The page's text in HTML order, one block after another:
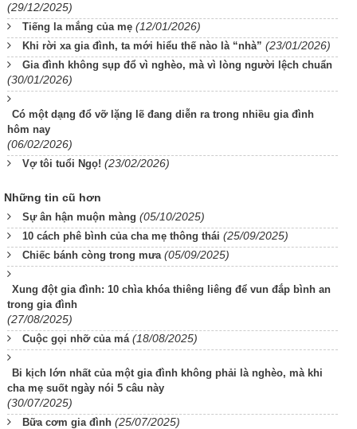
(29/12/2025)
Tiếng la mắng của mẹ (12/01/2026)
Khi rời xa gia đình, ta mới hiểu thế nào là “nhà” (23/01/2026)
Gia đình không sụp đổ vì nghèo, mà vì lòng người lệch chuẩn
(30/01/2026)
Có một dạng đổ vỡ lặng lẽ đang diễn ra trong nhiều gia đình
hôm nay
(06/02/2026)
Vợ tôi tuổi Ngọ! (23/02/2026)
Những tin cũ hơn
Sự ân hận muộn màng (05/10/2025)
10 cách phê bình của cha mẹ thông thái (25/09/2025)
Chiếc bánh còng trong mưa (05/09/2025)
Xung đột gia đình: 10 chìa khóa thiêng liêng để vun đắp bình an
trong gia đình
(27/08/2025)
Cuộc gọi nhỡ của má (18/08/2025)
Bi kịch lớn nhất của một gia đình không phải là nghèo, mà khi
cha mẹ suốt ngày nói 5 câu này
(30/07/2025)
Bữa cơm gia đình (25/07/2025)